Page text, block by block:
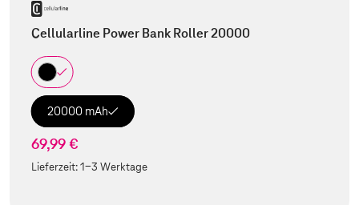
Cellularline Power Bank Roller 20000
20000 mAh
69,99 €
Lieferzeit:1-3 Werktage